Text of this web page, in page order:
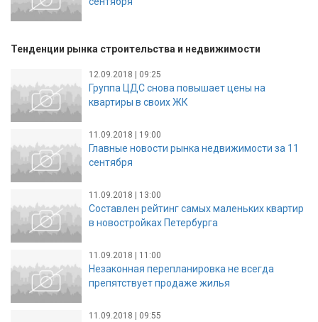
Тенденции рынка строительства и недвижимости
12.09.2018 | 09:25
Группа ЦДС снова повышает цены на
квартиры в своих ЖК
11.09.2018 | 19:00
Главные новости рынка недвижимости за 11
сентября
11.09.2018 | 13:00
Составлен рейтинг самых маленьких квартир
в новостройках Петербурга
11.09.2018 | 11:00
Незаконная перепланировка не всегда
препятствует продаже жилья
11.09.2018 | 09:55